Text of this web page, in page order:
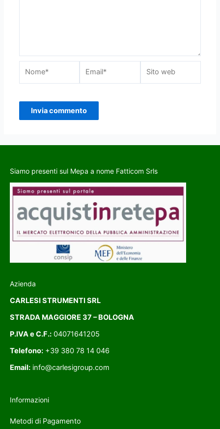
Siamo presenti sul Mepa a nome Fatticom Srls
Azienda
CARLESI STRUMENTI SRL
STRADA MAGGIORE 37 – BOLOGNA
P.IVA e C.F.: 04071641205
Telefono: +39 380 78 14 046
Email: info@carlesigroup.com
Informazioni
Metodi di Pagamento